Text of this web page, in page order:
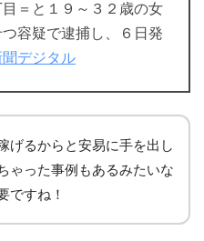
＝と１９～３２歳の女
容疑で逮捕し、６日発
デジタル
げるからと安易に手を出し
ゃった事例もあるみたいな
ですね！